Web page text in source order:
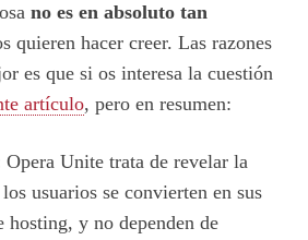
no es en absoluto tan
quieren hacer creer. Las razones
es que si os interesa la cuestión
artículo, pero en resumen:
Opera Unite trata de revelar la
usuarios se convierten en sus
hosting, y no dependen de